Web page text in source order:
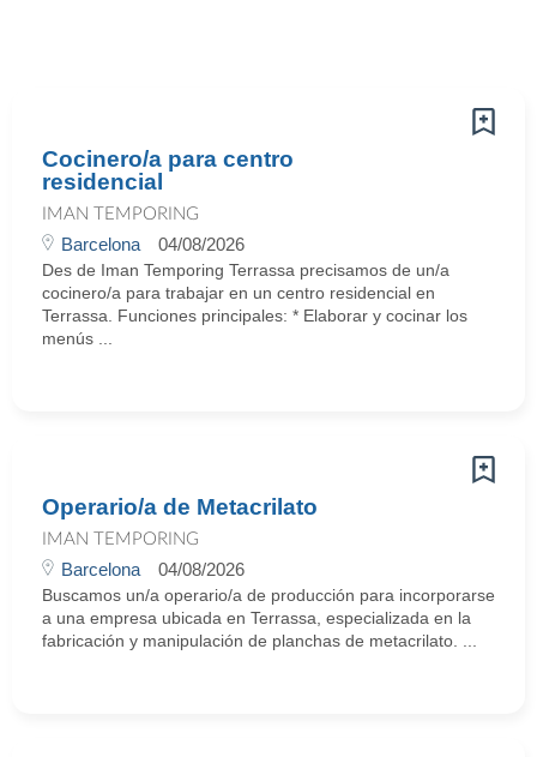
Cocinero/a para centro
residencial
IMAN TEMPORING
Barcelona 04/08/2026
Des de Iman Temporing Terrassa precisamos de un/a
cocinero/a para trabajar en un centro residencial en
Terrassa. Funciones principales: * Elaborar y cocinar los
menús ...
Operario/a de Metacrilato
IMAN TEMPORING
Barcelona 04/08/2026
Buscamos un/a operario/a de producción para incorporarse
a una empresa ubicada en Terrassa, especializada en la
fabricación y manipulación de planchas de metacrilato. ...